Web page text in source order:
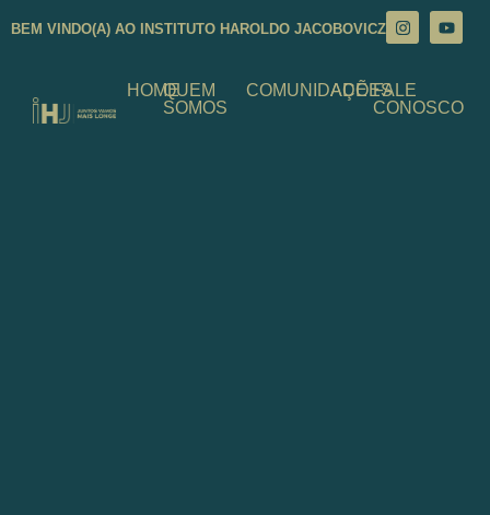
BEM VINDO(A) AO INSTITUTO HAROLDO JACOBOVICZ
HOMEQUEM
SOMOS
COMUNIDADE
AÇÕESFALE
CONOSCO